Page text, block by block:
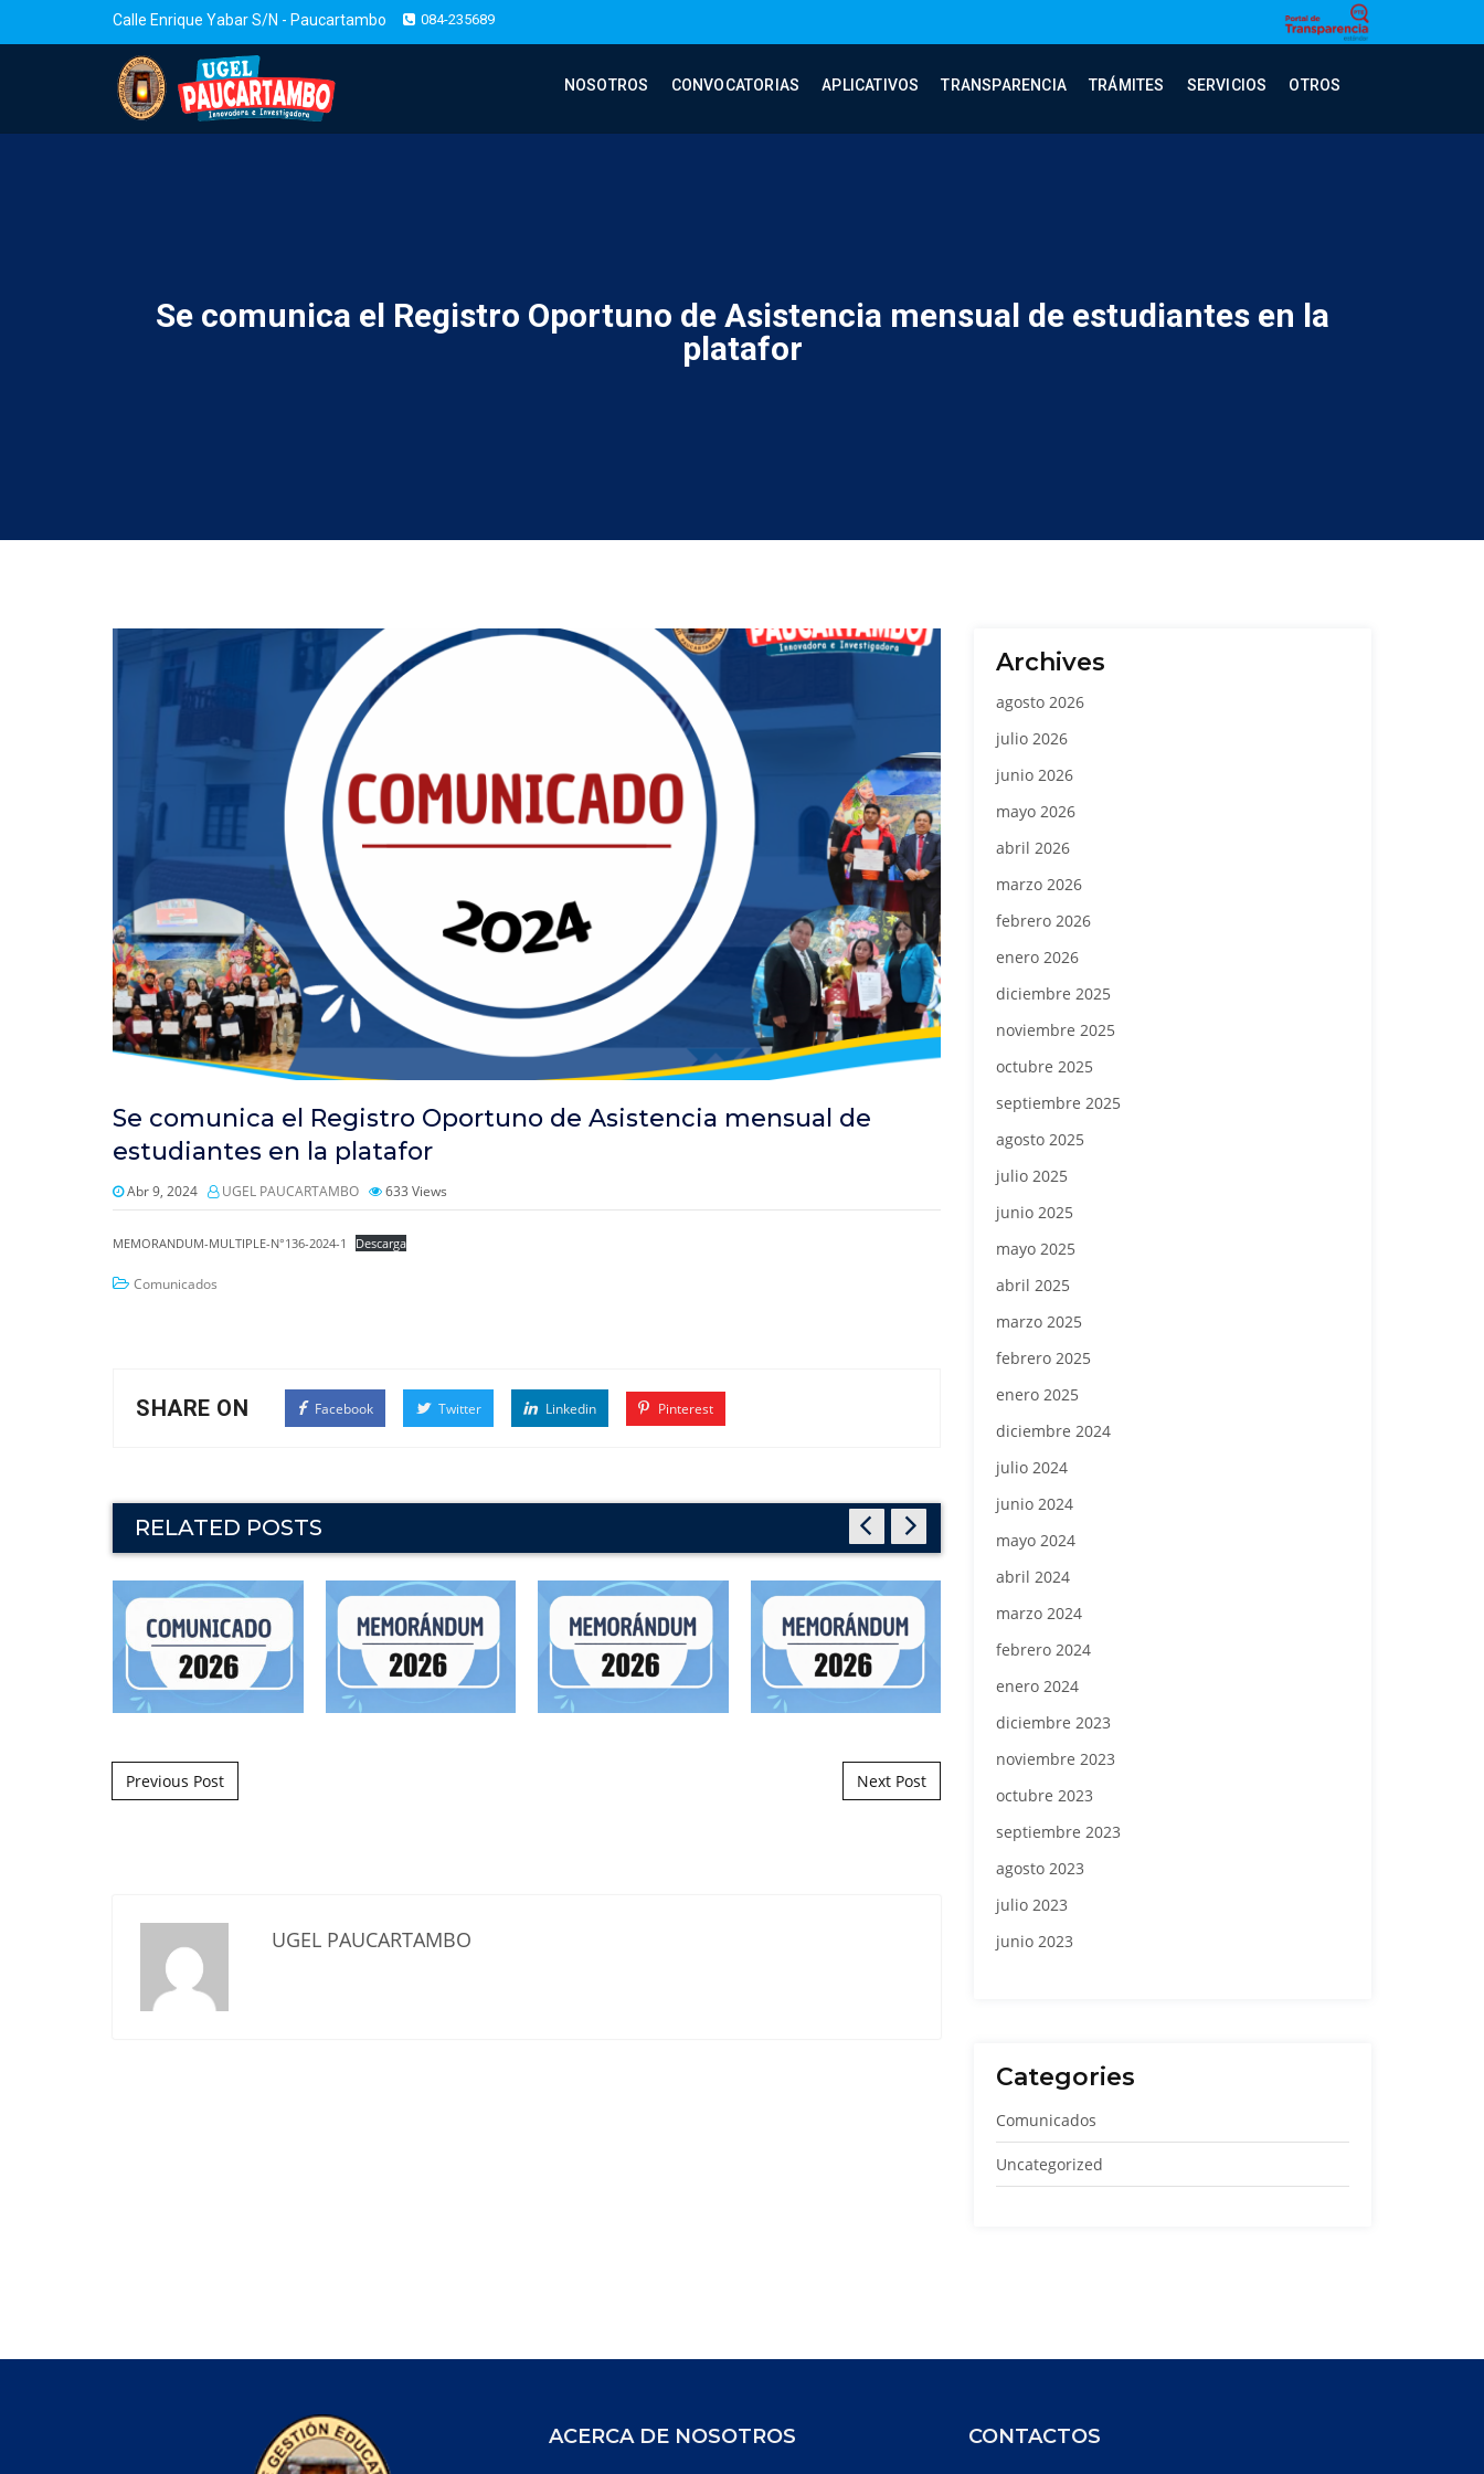
Calle Enrique Yabar S/N - Paucartambo 084-235689
NOSOTROS CONVOCATORIAS APLICATIVOS TRANSPARENCIA TRÁMITES SERVICIOS OTROS
Se comunica el Registro Oportuno de Asistencia mensual de estudiantes en la
platafor
Se comunica el Registro Oportuno de Asistencia mensual de
estudiantes en la platafor
Abr 9, 2024 UGEL PAUCARTAMBO 633 Views
MEMORANDUM-MULTIPLE-N°136-2024-1 Descarga
Comunicados
SHARE ON Facebook Twitter Linkedin Pinterest
RELATED POSTS
Post navigation
Previous Post Next Post
UGEL PAUCARTAMBO
Archives
agosto 2026
julio 2026
junio 2026
mayo 2026
abril 2026
marzo 2026
febrero 2026
enero 2026
diciembre 2025
noviembre 2025
octubre 2025
septiembre 2025
agosto 2025
julio 2025
junio 2025
mayo 2025
abril 2025
marzo 2025
febrero 2025
enero 2025
diciembre 2024
julio 2024
junio 2024
mayo 2024
abril 2024
marzo 2024
febrero 2024
enero 2024
diciembre 2023
noviembre 2023
octubre 2023
septiembre 2023
agosto 2023
julio 2023
junio 2023
Categories
Comunicados
Uncategorized
ACERCA DE NOSOTROS CONTACTOS